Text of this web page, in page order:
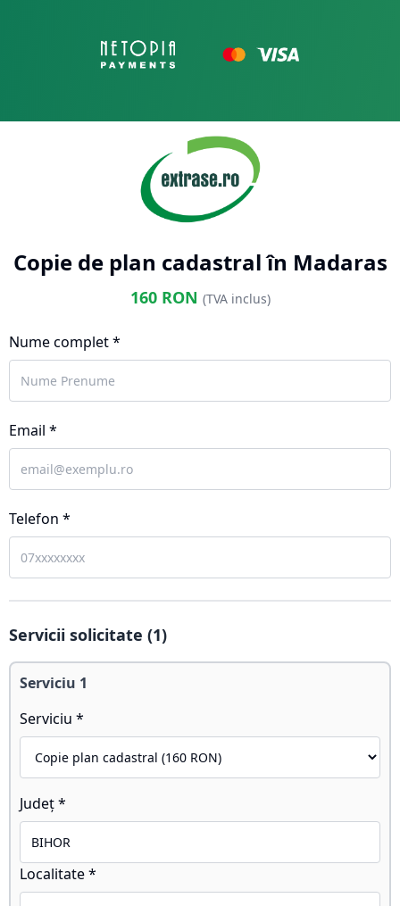
Copie de plan cadastral în Madaras
160RON (TVA inclus)
Nume complet *
Email *
Telefon *
Servicii solicitate (1)
Serviciu 1
Serviciu *
Județ *
Localitate *